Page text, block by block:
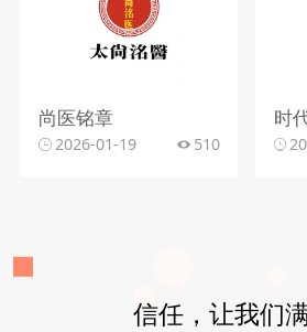
尚医铭章
2026-01-19 510
时
信任，让我们